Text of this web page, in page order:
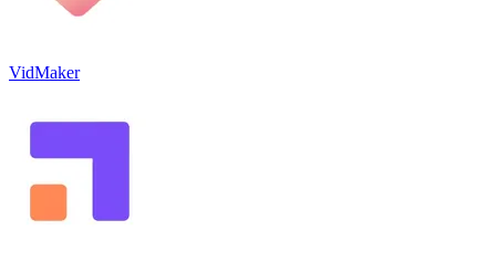
VidMaker